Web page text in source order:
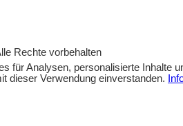
Rechte vorbehalten
für Analysen, personalisierte Inhalte
dieser Verwendung einverstanden.